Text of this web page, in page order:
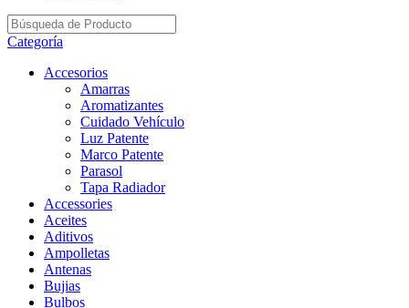
Categoría
Accesorios
Amarras
Aromatizantes
Cuidado Vehículo
Luz Patente
Marco Patente
Parasol
Tapa Radiador
Accessories
Aceites
Aditivos
Ampolletas
Antenas
Bujias
Bulbos